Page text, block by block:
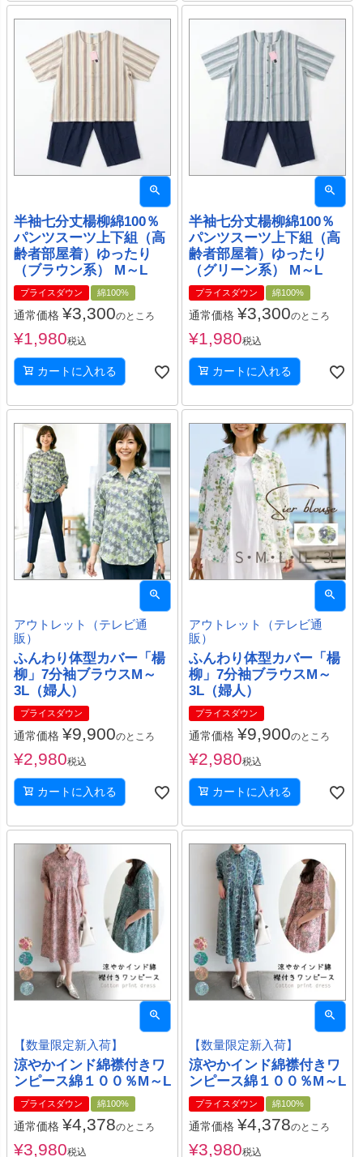
半袖七分丈楊柳綿100％
パンツスーツ上下組（高
齢者部屋着）ゆったり
（ブラウン系） M～L
プライスダウン 綿100%
通常価格 ¥3,300のところ
¥1,980税込
カートに入れる
半袖七分丈楊柳綿100％
パンツスーツ上下組（高
齢者部屋着）ゆったり
（グリーン系） M～L
プライスダウン 綿100%
通常価格 ¥3,300のところ
¥1,980税込
カートに入れる
アウトレット（テレビ通
販）
ふんわり体型カバー「楊
柳」7分袖ブラウスM～
3L（婦人）
プライスダウン
通常価格 ¥9,900のところ
¥2,980税込
カートに入れる
アウトレット（テレビ通
販）
ふんわり体型カバー「楊
柳」7分袖ブラウスM～
3L（婦人）
プライスダウン
通常価格 ¥9,900のところ
¥2,980税込
カートに入れる
【数量限定新入荷】
涼やかインド綿襟付きワ
ンピース綿１００％M～L
プライスダウン 綿100%
通常価格 ¥4,378のところ
¥3,980税込
【数量限定新入荷】
涼やかインド綿襟付きワ
ンピース綿１００％M～L
プライスダウン 綿100%
通常価格 ¥4,378のところ
¥3,980税込